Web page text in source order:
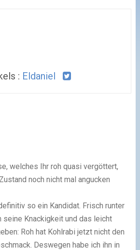
: Eldaniel
welches Ihr roh quasi vergöttert,
noch nicht mal angucken
so ein Kandidat. Frisch runter
seine Knackigkeit und das leicht
Roh hat Kohlrabi jetzt nicht den
Deswegen habe ich ihn in